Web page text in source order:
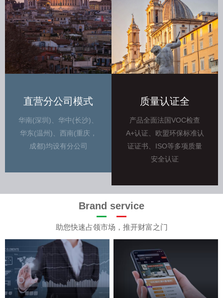
直营分公司模式
华南(深圳)、华中(长沙)、
华东(温州)、西南(重庆，
成都)均设有分公司
质量认证全
产品全面法国VOC检查
A+认证、欧盟环保标准认
证证书、ISO等多项质量
安全认证
Brand service
助您快速占领市场，推开财富之门